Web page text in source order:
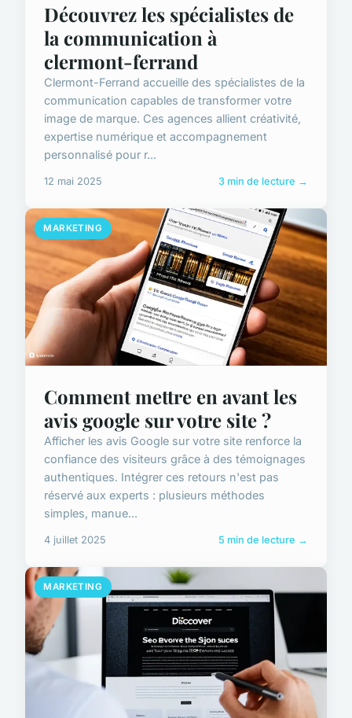
Découvrez les spécialistes de
la communication à
clermont-ferrand
Clermont-Ferrand accueille des spécialistes de la
communication capables de transformer votre
image de marque. Ces agences allient créativité,
expertise numérique et accompagnement
personnalisé pour r...
12 mai 2025 3 min de lecture →
MARKETING
Comment mettre en avant les
avis google sur votre site ?
Afficher les avis Google sur votre site renforce la
confiance des visiteurs grâce à des témoignages
authentiques. Intégrer ces retours n'est pas
réservé aux experts : plusieurs méthodes
simples, manue...
4 juillet 2025 5 min de lecture →
MARKETING